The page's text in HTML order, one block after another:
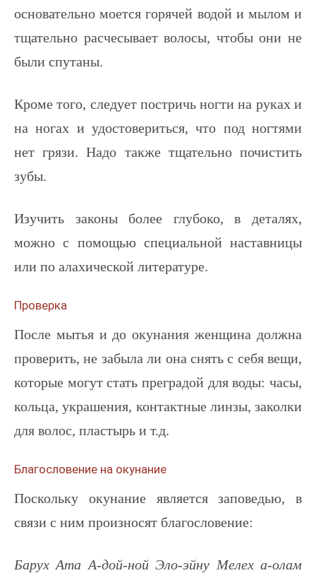
основательно моется горячей водой и мылом и
тщательно расчесывает волосы, чтобы они не
были спутаны.
Кроме того, следует постричь ногти на руках и
на ногах и удостовериться, что под ногтями
нет грязи. Надо также тщательно почистить
зубы.
Изучить законы более глубоко, в деталях,
можно с помощью специальной наставницы
или по алахической литературе.
Проверка
После мытья и до окунания женщина должна
проверить, не забыла ли она снять с себя вещи,
которые могут стать преградой для воды: часы,
кольца, украшения, контактные линзы, заколки
для волос, пластырь и т.д.
Благословение на окунание
Поскольку окунание является заповедью, в
связи с ним произносят благословение:
Барух Ата А-дой-ной Эло-эйну Мелех а-олам